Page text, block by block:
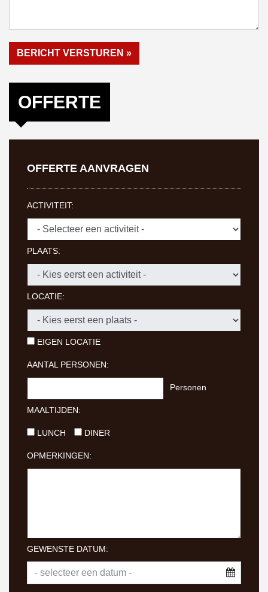
OFFERTE
OFFERTE AANVRAGEN
ACTIVITEIT:
PLAATS:
LOCATIE:
EIGEN LOCATIE
AANTAL PERSONEN:
Personen
MAALTIJDEN:
LUNCH DINER
OPMERKINGEN:
GEWENSTE DATUM: